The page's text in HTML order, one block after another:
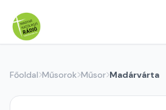
Főoldal Műsorok Műsor Madárvárta